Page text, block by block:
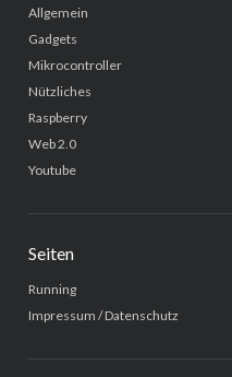
Allgemein
Gadgets
Mikrocontroller
Nützliches
Raspberry
Web 2.0
Youtube
Seiten
Running
Impressum / Datenschutz